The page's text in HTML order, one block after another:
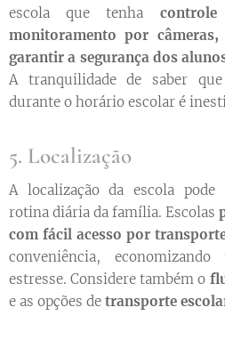
escola que tenha
monitoramento por
garantir a segurança dos
A tranquilidade de saber
durante o horário escolar é
5. Localização
A localização da escola
rotina diária da família. Escolas
com fácil acesso por
conveniência,
estresse. Considere também o
e as opções de transporte